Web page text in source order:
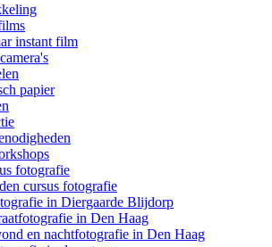
instant film
papier
fotografie
cursus fotografie
in Diergaarde Blijdorp
in Den Haag
en nachtfotografie in Den Haag